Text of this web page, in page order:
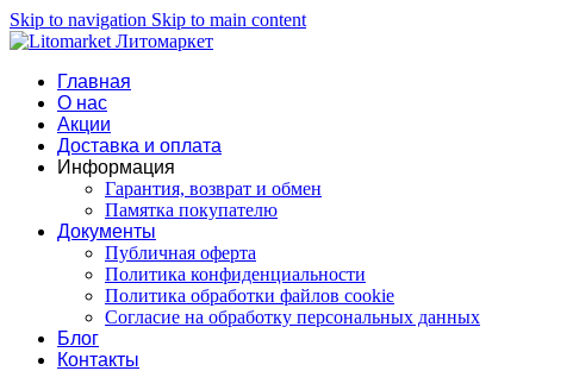
Skip to navigation Skip to main content
Главная
О нас
Акции
Доставка и оплата
Информация
Гарантия, возврат и обмен
Памятка покупателю
Документы
Публичная оферта
Политика конфиденциальности
Политика обработки файлов cookie
Согласие на обработку персональных данных
Блог
Контакты